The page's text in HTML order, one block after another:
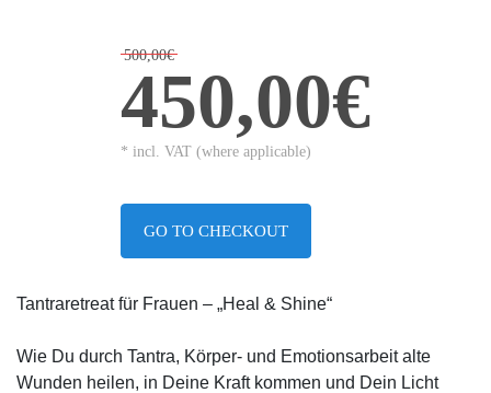
500,00€
450,00€
* incl. VAT (where applicable)
GO TO CHECKOUT
Tantraretreat für Frauen – „Heal & Shine“
Wie Du durch Tantra, Körper- und Emotionsarbeit alte
Wunden heilen, in Deine Kraft kommen und Dein Licht